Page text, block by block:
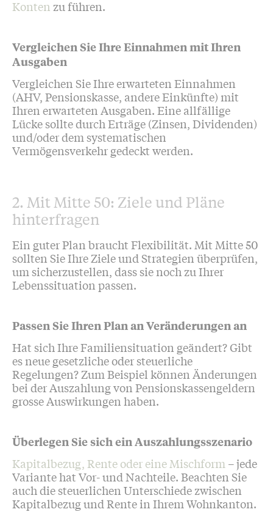
Konten zu führen.
Vergleichen Sie Ihre Einnahmen mit Ihren
Ausgaben
Vergleichen Sie Ihre erwarteten Einnahmen
(AHV, Pensionskasse, andere Einkünfte) mit
Ihren erwarteten Ausgaben. Eine allfällige
Lücke sollte durch Erträge (Zinsen, Dividenden)
und/oder dem systematischen
Vermögensverkehr gedeckt werden.
2. Mit Mitte 50: Ziele und Pläne
hinterfragen
Ein guter Plan braucht Flexibilität. Mit Mitte 50
sollten Sie Ihre Ziele und Strategien überprüfen,
um sicherzustellen, dass sie noch zu Ihrer
Lebenssituation passen.
Passen Sie Ihren Plan an Veränderungen an
Hat sich Ihre Familiensituation geändert? Gibt
es neue gesetzliche oder steuerliche
Regelungen? Zum Beispiel können Änderungen
bei der Auszahlung von Pensionskassengeldern
grosse Auswirkungen haben.
Überlegen Sie sich ein Auszahlungsszenario
Kapitalbezug, Rente oder eine Mischform – jede
Variante hat Vor- und Nachteile. Beachten Sie
auch die steuerlichen Unterschiede zwischen
Kapitalbezug und Rente in Ihrem Wohnkanton.